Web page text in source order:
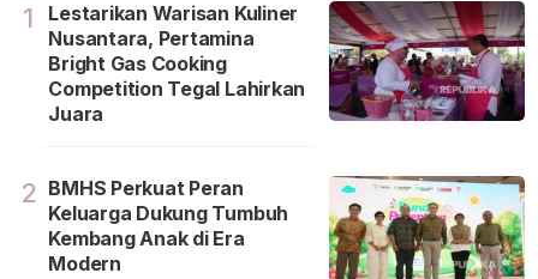
1
Lestarikan Warisan Kuliner
Nusantara, Pertamina
Bright Gas Cooking
Competition Tegal Lahirkan
Juara
2 BMHS Perkuat Peran
Keluarga Dukung Tumbuh
Kembang Anak di Era
Modern